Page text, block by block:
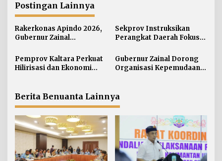
s
i
p
s
Postingan Lainnya
Rakerkonas Apindo 2026,
Gubernur Zainal
Strategis Kaltara ke
Perwakilan Negara
Sekprov Instruksikan
Perangkat Daerah Fokus
Pemprov Kaltara Perkuat
Hilirisasi dan Ekonomi
Gubernur Zainal Dorong
Organisasi Kepemudaan
Berita Benuanta Lainnya